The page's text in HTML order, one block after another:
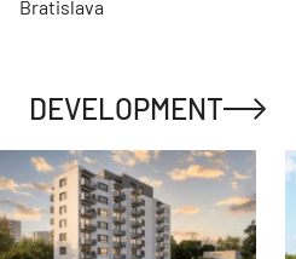
Bratislava
DEVELOPMENT